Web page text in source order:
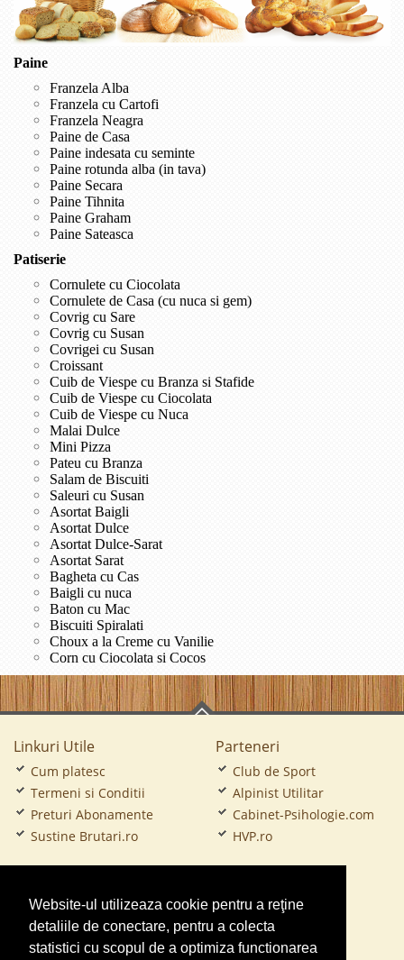
Website-ul utilizeaza cookie pentru a reţine
detaliile de conectare, pentru a colecta
statistici cu scopul de a optimiza functionarea
Paine
Franzela Alba
Franzela cu Cartofi
Franzela Neagra
Paine de Casa
Paine indesata cu seminte
Paine rotunda alba (in tava)
Paine Secara
Paine Tihnita
Paine Graham
Paine Sateasca
Patiserie
Cornulete cu Ciocolata
Cornulete de Casa (cu nuca si gem)
Covrig cu Sare
Covrig cu Susan
Covrigei cu Susan
Croissant
Cuib de Viespe cu Branza si Stafide
Cuib de Viespe cu Ciocolata
Cuib de Viespe cu Nuca
Malai Dulce
Mini Pizza
Pateu cu Branza
Salam de Biscuiti
Saleuri cu Susan
Asortat Baigli
Asortat Dulce
Asortat Dulce-Sarat
Asortat Sarat
Bagheta cu Cas
Baigli cu nuca
Baton cu Mac
Biscuiti Spiralati
Choux a la Creme cu Vanilie
Corn cu Ciocolata si Cocos
Linkuri Utile
Cum platesc
Termeni si Conditii
Preturi Abonamente
Sustine Brutari.ro
Parteneri
Club de Sport
Alpinist Utilitar
Cabinet-Psihologie.com
HVP.ro
FirmaTractariAuto.ro
Service-Reparatii.com
Servicii-DDD.com